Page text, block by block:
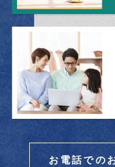
お電話での